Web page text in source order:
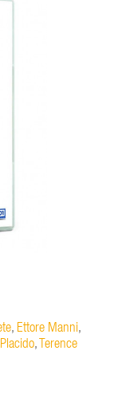
, Ettore Manni,
, Terence